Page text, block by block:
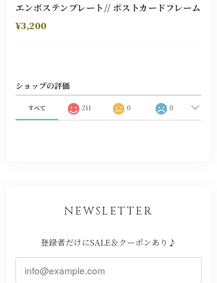
エンボステンプレート// ポストカードフレーム
¥3,200
ショップの評価
すべて 211 0 0
NEWSLETTER